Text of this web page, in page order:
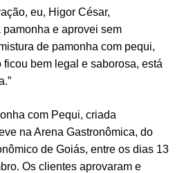
eu, Higor César,
e aprovei sem
de pamonha com pequi,
ficou bem legal e saborosa, está
com Pequi, criada
na Arena Gastronômica, do
de Goiás, entre os dias 13
Os clientes aprovaram e